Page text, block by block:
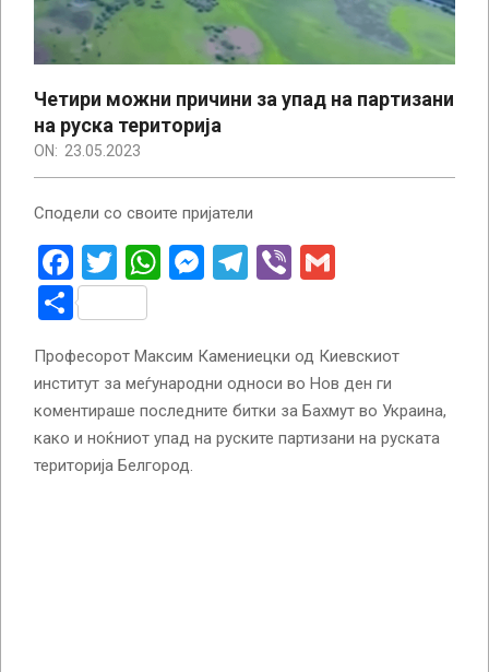
Четири можни причини за упад на партизани
на руска територија
ON: 23.05.2023
Сподели со своите пријатели
Facebook
Twitter
WhatsApp
Messenger
Telegram
Viber
Share
Професорот Максим Камениецки од Киевскиот
институт за меѓународни односи во Нов ден ги
коментираше последните битки за Бахмут во Украина,
како и ноќниот упад на руските партизани на руската
територија Белгород.